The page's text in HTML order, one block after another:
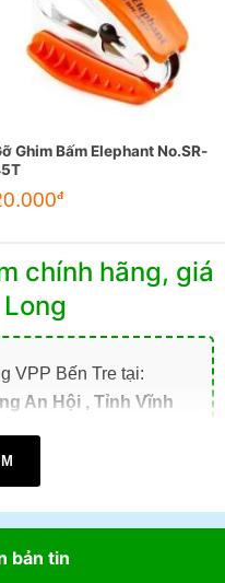
Ghim Bấm Elephant No.SR-
đ
chính hãng, giá
VPP Bến Tre tại:
An Hội , Tỉnh Vĩnh
Thứ 2 đến Thứ 7,
https://vppbentre.vn
bản tin